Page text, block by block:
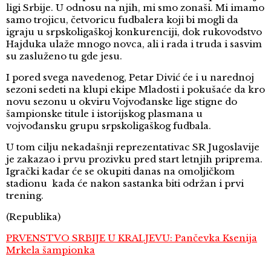
ligi Srbije. U odnosu na njih, mi smo zonaši. Mi imamo
samo trojicu, četvoricu fudbalera koji bi mogli da
igraju u srpskoligaškoj konkurenciji, dok rukovodstvo
Hajduka ulaže mnogo novca, ali i rada i truda i sasvim
su zasluženo tu gde jesu.
I pored svega navedenog, Petar Divić će i u narednoj
sezoni sedeti na klupi ekipe Mladosti i pokušaće da kro
novu sezonu u okviru Vojvođanske lige stigne do
šampionske titule i istorijskog plasmana u
vojvođansku grupu srpskoligaškog fudbala.
U tom cilju nekadašnji reprezentativac SR Jugoslavije
je zakazao i prvu prozivku pred start letnjih priprema.
Igrački kadar će se okupiti danas na omoljičkom
stadionu kada će nakon sastanka biti održan i prvi
trening.
(Republika)
PRVENSTVO SRBIJE U KRALJEVU: Pančevka Ksenija
Mrkela šampionka